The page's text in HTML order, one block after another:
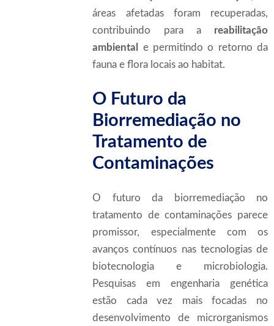
áreas afetadas foram recuperadas,
contribuindo para a reabilitação
ambiental
e permitindo o retorno da
fauna e flora locais ao habitat.
O Futuro da
Biorremediação no
Tratamento de
Contaminações
O futuro da biorremediação no
tratamento de contaminações parece
promissor, especialmente com os
avanços contínuos nas tecnologias de
biotecnologia e microbiologia.
Pesquisas em engenharia genética
estão cada vez mais focadas no
desenvolvimento de microrganismos